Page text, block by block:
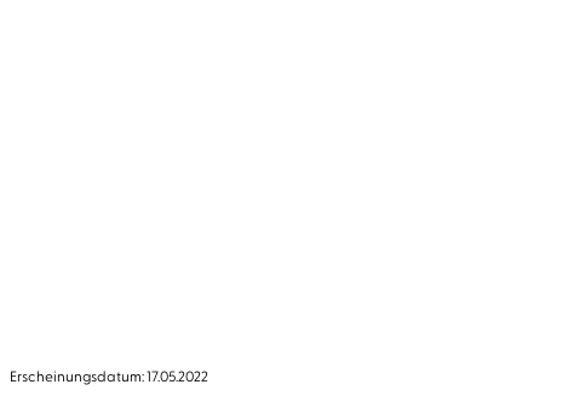
Erscheinungsdatum: 17.05.2022